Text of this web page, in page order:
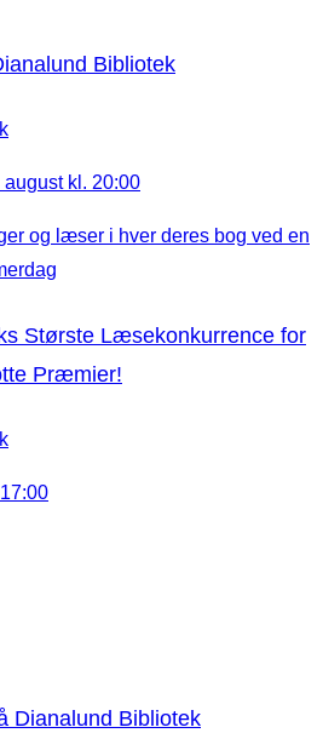
Bibliotek
august kl. 20:00
Største Læsekonkurrence for
Præmier!
17:00
Dianalund Bibliotek